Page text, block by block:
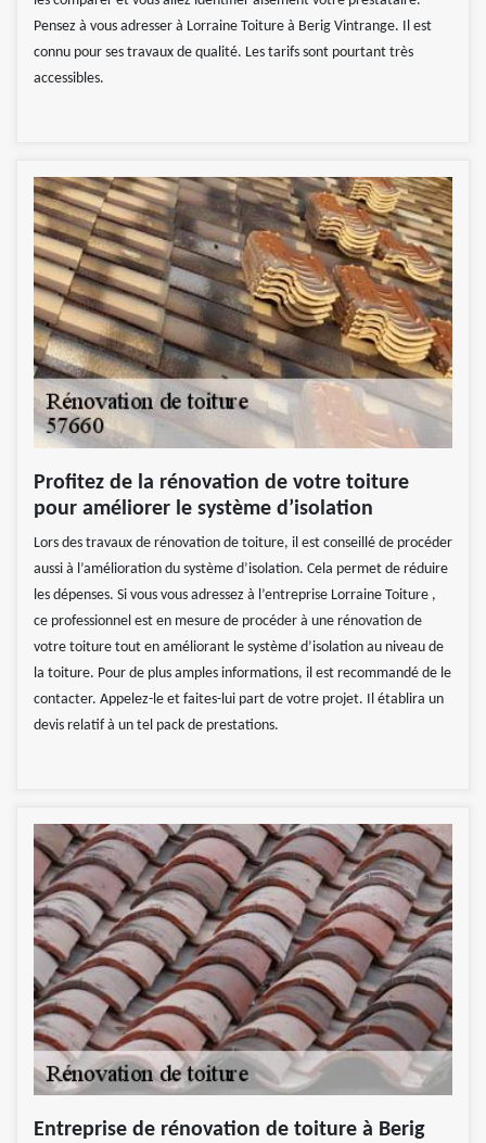
Pensez à vous adresser à Lorraine Toiture à Berig Vintrange. Il est
connu pour ses travaux de qualité. Les tarifs sont pourtant très
accessibles.
Profitez de la rénovation de votre toiture
pour améliorer le système d’isolation
Lors des travaux de rénovation de toiture, il est conseillé de procéder
aussi à l’amélioration du système d’isolation. Cela permet de réduire
les dépenses. Si vous vous adressez à l’entreprise Lorraine Toiture ,
ce professionnel est en mesure de procéder à une rénovation de
votre toiture tout en améliorant le système d’isolation au niveau de
la toiture. Pour de plus amples informations, il est recommandé de le
contacter. Appelez-le et faites-lui part de votre projet. Il établira un
devis relatif à un tel pack de prestations.
Entreprise de rénovation de toiture à Berig